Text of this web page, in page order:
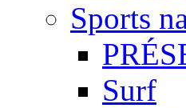
Sports
Surf